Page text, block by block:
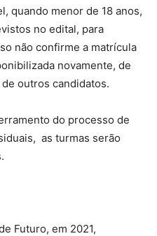
quando menor de 18 anos,
no edital, para
não confirme a matrícula
novamente, de
outros candidatos.
do processo de
as turmas serão
Futuro, em 2021,